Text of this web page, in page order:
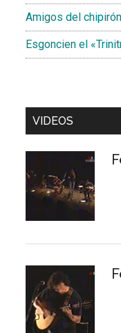
Amigos del
Esgoncien el
VIDEOS